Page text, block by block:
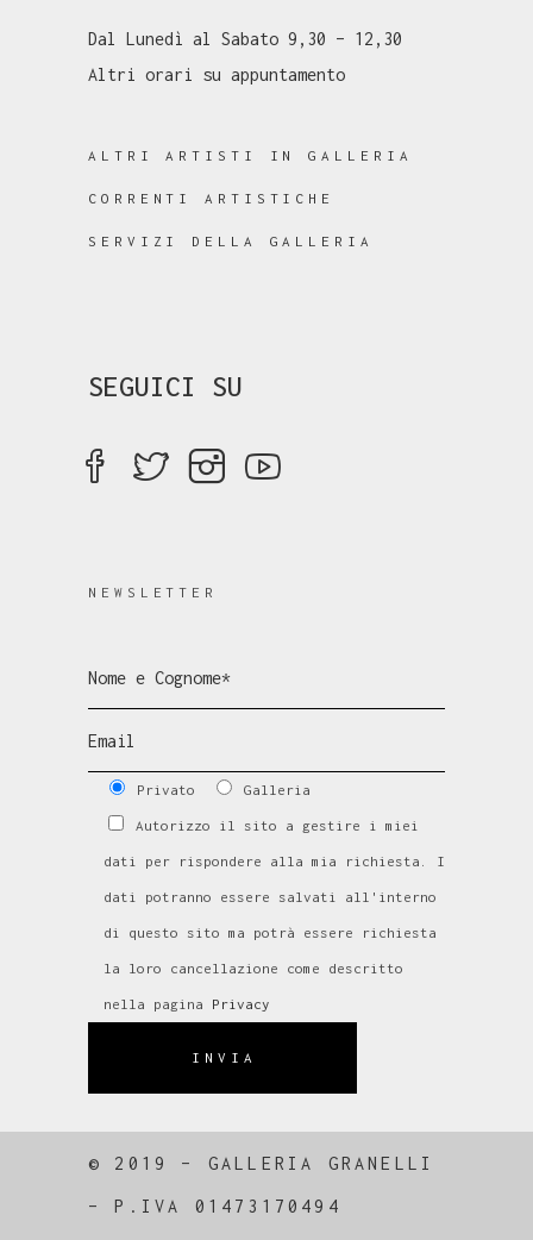
Dal Lunedì al Sabato 9,30 – 12,30
Altri orari su appuntamento
ALTRI ARTISTI IN GALLERIA
CORRENTI ARTISTICHE
SERVIZI DELLA GALLERIA
SEGUICI SU
NEWSLETTER
Privato Galleria
Autorizzo il sito a gestire i miei
dati per rispondere alla mia richiesta. I
dati potranno essere salvati all'interno
di questo sito ma potrà essere richiesta
la loro cancellazione come descritto
nella pagina Privacy
INVIA
© 2019 – GALLERIA GRANELLI
–P.IVA 01473170494